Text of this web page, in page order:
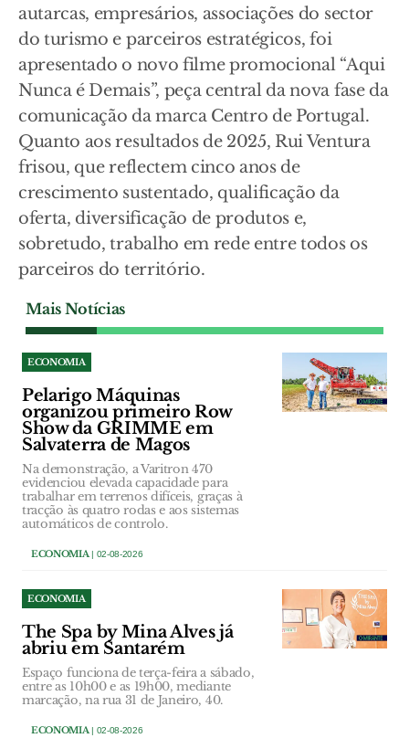
autarcas, empresários, associações do sector
do turismo e parceiros estratégicos, foi
apresentado o novo filme promocional “Aqui
Nunca é Demais”, peça central da nova fase da
comunicação da marca Centro de Portugal.
Quanto aos resultados de 2025, Rui Ventura
frisou, que reflectem cinco anos de
crescimento sustentado, qualificação da
oferta, diversificação de produtos e,
sobretudo, trabalho em rede entre todos os
parceiros do território.
Mais Notícias
ECONOMIA
Pelarigo Máquinas
organizou primeiro Row
Show da GRIMME em
Salvaterra de Magos
Na demonstração, a Varitron 470
evidenciou elevada capacidade para
trabalhar em terrenos difíceis, graças à
tracção às quatro rodas e aos sistemas
automáticos de controlo.
ECONOMIA| 02-08-2026
ECONOMIA
The Spa by Mina Alves já
abriu em Santarém
Espaço funciona de terça-feira a sábado,
entre as 10h00 e as 19h00, mediante
marcação, na rua 31 de Janeiro, 40.
ECONOMIA| 02-08-2026